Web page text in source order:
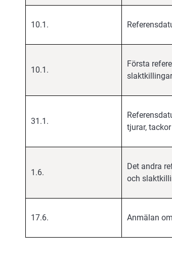
10.1.
10.1.
Första
31.1.
tjurar,
1.6.
Det andra
och
17.6. Anmälan